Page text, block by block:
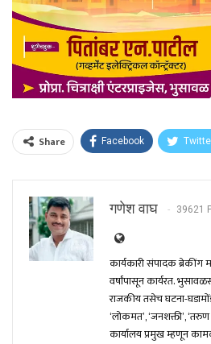
Share Facebook
गणेश वाघ 39621
कार्यकारी संपादक ब्रेकींग
वर्षांपासून कार्यरत.
राजकीय तसेच घटना-
‘लोकमत’, ‘जनशक्ती’,
कार्यालय प्रमुख म्हणून